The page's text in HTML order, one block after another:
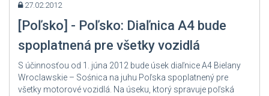
27.02.2012
[Poľsko] - Poľsko: Diaľnica A4 bude
spoplatnená pre všetky vozidlá
S účinnosťou od 1. júna 2012 bude úsek diaľnice A4 Bielany
Wroclawskie – Sośnica na juhu Poľska spoplatnený pre
všetky motorové vozidlá. Na úseku, ktorý spravuje poľská